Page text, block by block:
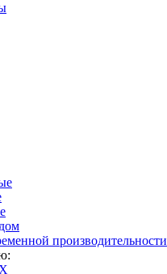
производительности